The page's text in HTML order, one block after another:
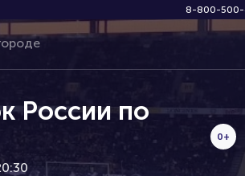
8-800-
России по
0+